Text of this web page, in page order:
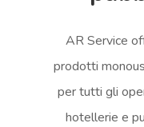
AR Service
prodotti
per tutti gli
hotellerie e